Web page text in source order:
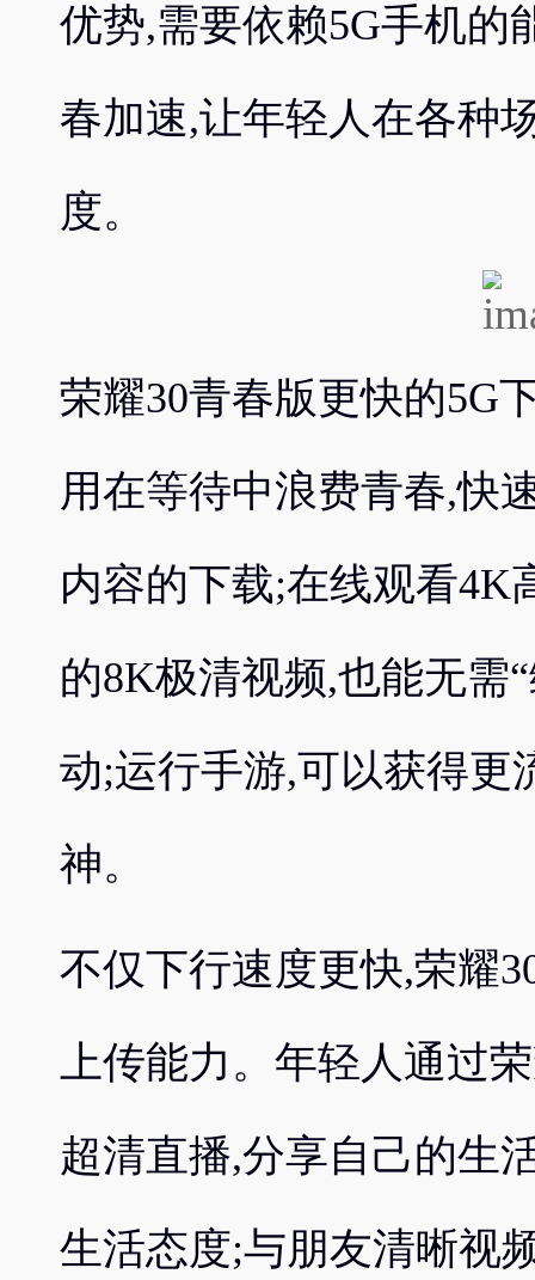
优势,需要依赖5G手机的
春加速,让年轻人在各种
度。
荣耀30青春版更快的5G
用在等待中浪费青春,快
内容的下载;在线观看4K
的8K极清视频,也能无需
动;运行手游,可以获得更
神。
不仅下行速度更快,荣耀
上传能力。年轻人通过
超清直播,分享自己的生
生活态度;与朋友清晰视